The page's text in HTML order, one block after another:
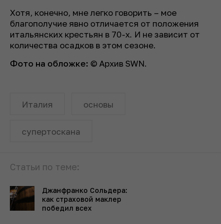
Хотя, конечно, мне легко говорить – мое
благополучие явно отличается от положения
итальянских крестьян в 70-х. И не зависит от
количества осадков в этом сезоне.
Фото на обложке: © Архив SWN.
Италия основы
супертоскана
Статьи по теме:
Джанфранко Сольдера:
как страховой маклер
победил всех